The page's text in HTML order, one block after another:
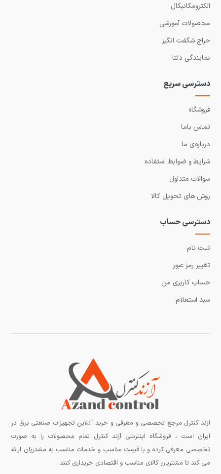
الکترومکانیکال
محصولات آموزشی
حراج شگفت انگیز
نمایندگی دلتا
دسترسی سریع
فروشگاه
تماس باما
درباره‌ی ما
شرایط و ضوابط استفاده
سوالات متداول
روش های تحویل کالا
دسترسی حساب
ثبت نام
تغییر رمز عبور
حساب کاربری من
سبد استعلام
آزند کنترل مرجع تخصصی و معرفی و خرید آنلاین تجهیزات صنعتی برق در
ایران است ، فروشگاه اینترنتی آزند کنترل تمام محصولات را به صورت
تخصصی معرفی کرده و با قیمت مناسب و خدمات مناسب به مشتریان ارائه
می کند تا مشتریان کالای مناسب و اقتصادی خریداری کنند .